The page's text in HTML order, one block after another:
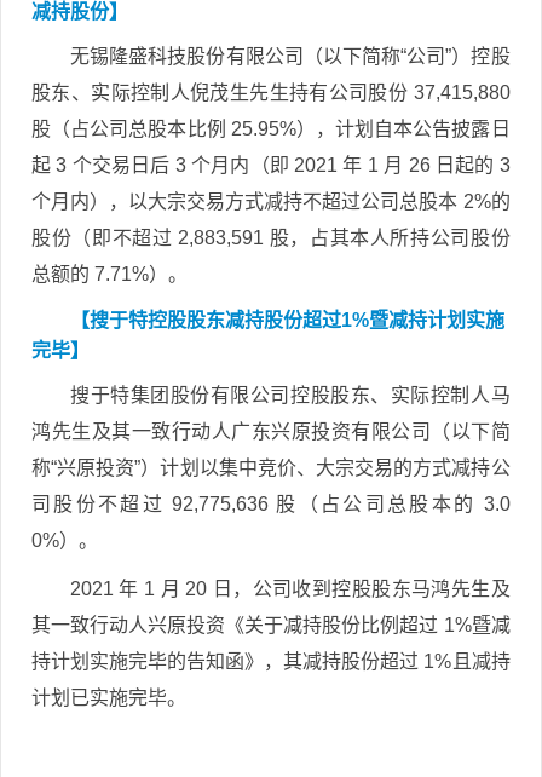
减持股份】
无锡隆盛科技股份有限公司（以下简称“公司”）控股
股东、实际控制人倪茂生先生持有公司股份 37,415,880
股（占公司总股本比例 25.95%），计划自本公告披露日
起 3 个交易日后 3 个月内（即 2021 年 1 月 26 日起的 3
个月内），以大宗交易方式减持不超过公司总股本 2%的
股份（即不超过 2,883,591 股，占其本人所持公司股份
总额的 7.71%）。
【搜于特控股股东减持股份超过1%暨减持计划实施
完毕】
搜于特集团股份有限公司控股股东、实际控制人马
鸿先生及其一致行动人广东兴原投资有限公司（以下简
称“兴原投资”）计划以集中竞价、大宗交易的方式减持公
司股份不超过 92,775,636 股（占公司总股本的 3.0
0%）。
2021 年 1 月 20 日，公司收到控股股东马鸿先生及
其一致行动人兴原投资《关于减持股份比例超过 1%暨减
持计划实施完毕的告知函》，其减持股份超过 1%且减持
计划已实施完毕。